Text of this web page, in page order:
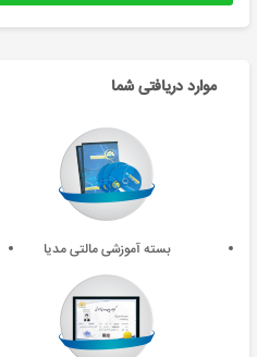
موارد دریافتی شما
بسته آموزشی مالتی مدیا